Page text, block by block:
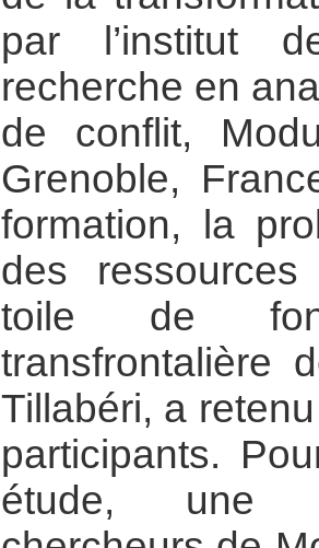
par l’institut
recherche en
de conflit,
Grenoble,
formation, la
des
toile de
transfrontalière
Tillabéri, a
participants.
étude, une